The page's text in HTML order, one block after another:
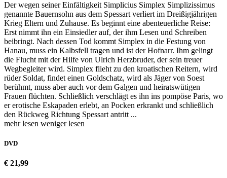
Der wegen seiner Einfältigkeit Simplicius Simplex Simplizissimus
genannte Bauernsohn aus dem Spessart verliert im Dreißigjährigen
Krieg Eltern und Zuhause. Es beginnt eine abenteuerliche Reise:
Erst nimmt ihn ein Einsiedler auf, der ihm Lesen und Schreiben
beibringt. Nach dessen Tod kommt Simplex in die Festung von
Hanau, muss ein Kalbsfell tragen und ist der Hofnarr. Ihm gelingt
die Flucht mit der Hilfe von Ulrich Herzbruder, der sein treuer
Wegbegleiter wird. Simplex flieht zu den kroatischen Reitern, wird
rüder Soldat, findet einen Goldschatz, wird als Jäger von Soest
berühmt, muss aber auch vor dem Galgen und heiratswütigen
Frauen flüchten. Schließlich verschlägt es ihn ins pompöse Paris, wo
er erotische Eskapaden erlebt, an Pocken erkrankt und schließlich
den Rückweg Richtung Spessart antritt ...
mehr lesen weniger lesen
DVD
€ 21,99